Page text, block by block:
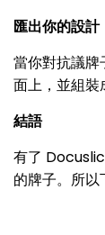
匯出你的設計
當你對抗議
面上，並組裝
結語
有了
的牌子。所